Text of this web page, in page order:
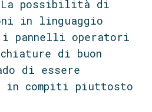
La possibilità di
in linguaggio
i pannelli operatori
di buon
di essere
in compiti piuttosto